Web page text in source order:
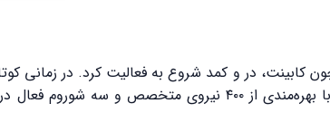
کابینت، در و کمد شروع به فعالیت کرد. در زمانی
حوزه پیدا کند. حال انزو با بهره‌مندی از ۴۰۰